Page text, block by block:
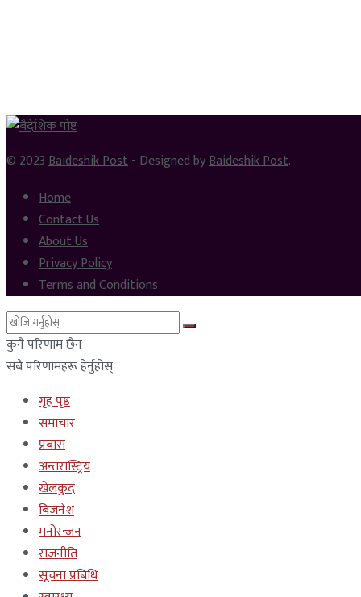
© 2023Baideshik Post- Designed byBaideshik Post.
Home
Contact Us
About Us
Privacy Policy
Terms and Conditions
कुनै परिणाम छैन
सबै परिणामहरू हेर्नुहोस्
गृह पृष्ठ
समाचार
प्रबास
अन्तरास्ट्रिय
खेलकुद
बिजनेश
मनोरन्जन
राजनीति
सूचना प्रबिधि